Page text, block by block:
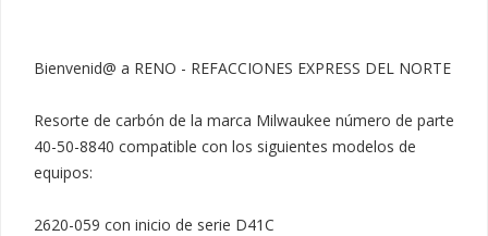
Bienvenid@ a RENO - REFACCIONES EXPRESS DEL NORTE
Resorte de carbón de la marca Milwaukee número de parte
40-50-8840 compatible con los siguientes modelos de
equipos:
2620-059 con inicio de serie D41C